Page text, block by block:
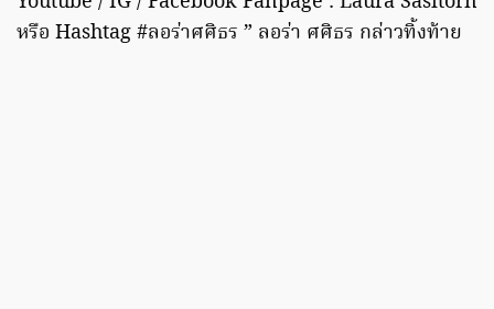
หรือ Hashtag #ลอร่าศศิธร ” ลอร่า ศศิธร กล่าวทิ้งท้าย